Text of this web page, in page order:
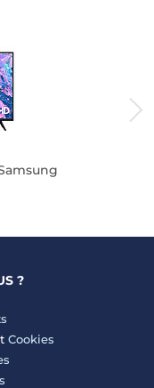
?
Cookies